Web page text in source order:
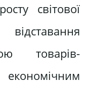
світової
товарів-